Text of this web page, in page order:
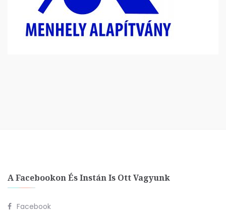
A Facebookon És Instán Is Ott Vagyunk
Facebook